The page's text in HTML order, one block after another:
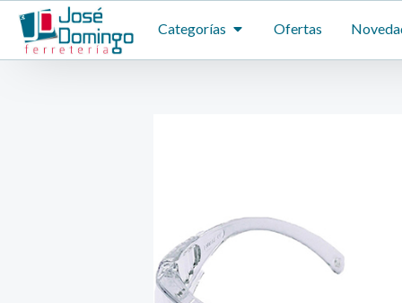
contenido
Categorías ABRIR CATEGORÍAS
Ofertas